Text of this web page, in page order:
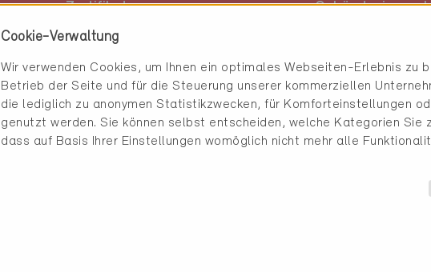
Zertifikatsnummer
Cookie-Verwaltung
Wir verwenden Cookies, um Ihnen ein optimales Webseiten-Erlebnis zu
Betrieb der Seite und für die Steuerung unserer kommerziellen
die lediglich zu anonymen Statistikzwecken, für Komforteinstellungen
genutzt werden. Sie können selbst entscheiden, welche Kategorien Sie
dass auf Basis Ihrer Einstellungen womöglich nicht mehr alle